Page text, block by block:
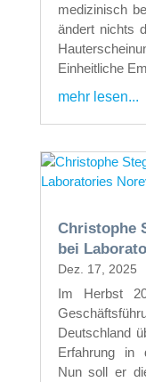
medizinisch
ändert nichts
Einheitliche
mehr lesen...
Christophe
bei
Dez. 17, 2025
Im Herbst
Deutschland
Erfahrung in
Nun soll er